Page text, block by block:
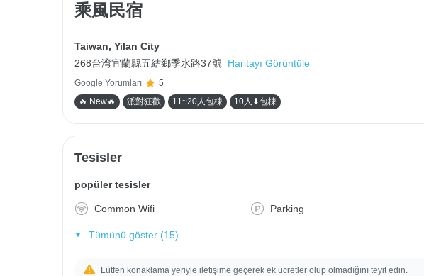
乘風民宿
Taiwan, Yilan City
268台湾宜蘭縣五結鄉季水路37號
Haritayı Görüntüle
Google Yorumları
5
🔥 New🔥
派對狂歡 11~20人包棟 10人⬇包棟
Tesisler
popüler tesisler
Common Wifi Parking
Tümünü göster (15)
Lütfen konaklama yeriyle iletişime geçerek ek ücretler olup olmadığını teyit edin.